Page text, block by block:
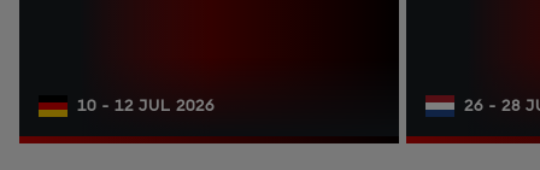
10 - 12 JUL 2026 26 - 28